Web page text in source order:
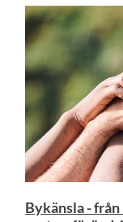
Bykänsla -